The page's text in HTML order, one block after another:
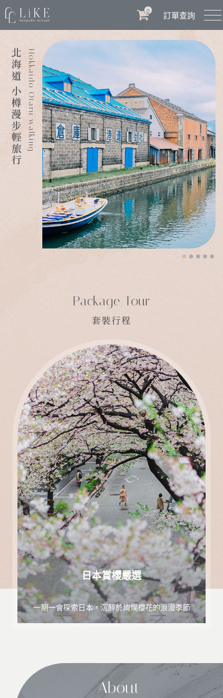
0 訂單查詢
北海道 小樽漫步輕旅行Hokkaido Otaru walking
Package Tour
套裝行程
日本賞櫻嚴選
一期一會探索日本，沉醉於絢爛櫻花的浪漫季節
About